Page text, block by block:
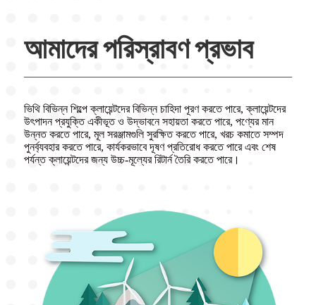
আমাদের পরিস্রাবণ প্রভাব
ভিথি বিভিন্ন শিল্পে ক্লায়েন্টদের বিভিন্ন চাহিদা পূরণ করতে পারে, ক্লায়েন্টদের
উৎপাদন প্রযুক্তি একীভূত ও উদ্ভাবনে সহায়তা করতে পারে, পণ্যের মান
উন্নত করতে পারে, মূল সরঞ্জামগুলি সুরক্ষিত করতে পারে, খরচ কমাতে সম্পদ
পুনর্ব্যবহার করতে পারে, কার্যকরভাবে দূষণ প্রতিরোধ করতে পারে এবং শেষ
পর্যন্ত ক্লায়েন্টদের জন্য উচ্চ-মূল্যের রিটার্ন তৈরি করতে পারে।